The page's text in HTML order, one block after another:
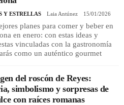
Y ESTRELLAS Laia Antúnez 15/01/2026
planes para comer y beber en
en enero: con estas ideas y
vinculadas con la gastronomía
como un auténtico gourmet
del roscón de Reyes:
simbolismo y sorpresas de
con raíces romanas